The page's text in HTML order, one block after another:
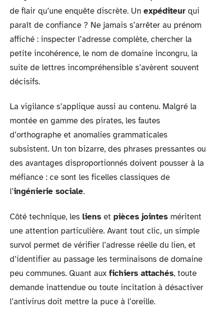
de flair qu’une enquête discrète. Un expéditeur qui
paraît de confiance ? Ne jamais s’arrêter au prénom
affiché : inspecter l’adresse complète, chercher la
petite incohérence, le nom de domaine incongru, la
suite de lettres incompréhensible s’avèrent souvent
décisifs.
La vigilance s’applique aussi au contenu. Malgré la
montée en gamme des pirates, les fautes
d’orthographe et anomalies grammaticales
subsistent. Un ton bizarre, des phrases pressantes ou
des avantages disproportionnés doivent pousser à la
méfiance : ce sont les ficelles classiques de
l’ingénierie sociale.
Côté technique, les liens et pièces jointes méritent
une attention particulière. Avant tout clic, un simple
survol permet de vérifier l’adresse réelle du lien, et
d’identifier au passage les terminaisons de domaine
peu communes. Quant aux fichiers attachés, toute
demande inattendue ou toute incitation à désactiver
l’antivirus doit mettre la puce à l’oreille.